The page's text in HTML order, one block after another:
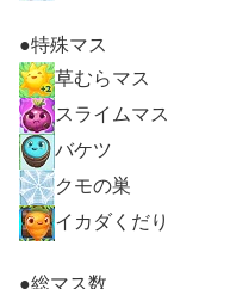
●特殊マス
草むらマス
スライムマス
バケツ
クモの巣
イカダくだり
●総マス数